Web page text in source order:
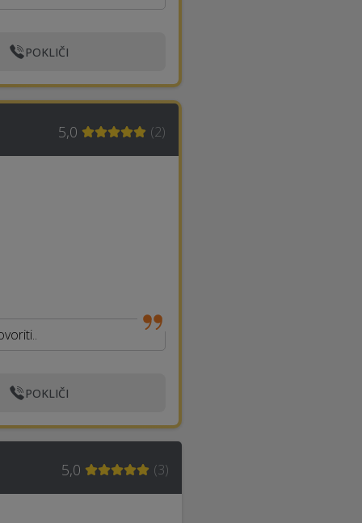
POKLIČI
5,0 (2)
POKLIČI
5,0 (3)